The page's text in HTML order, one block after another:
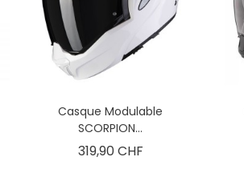
Plasma vs Dainese Smart Air
: le duel des airbags moto
Casque Modulable
SCORPION...
319,90 CHFPrix